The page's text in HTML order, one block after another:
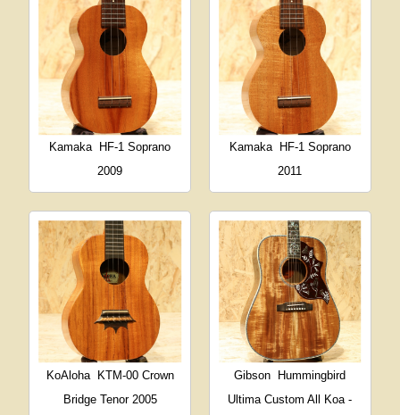
Kamaka
HF-1 Soprano
2009
Kamaka
HF-1 Soprano
2011
KoAloha
KTM-00 Crown
Bridge Tenor 2005
Gibson Hummingbird
Ultima Custom All Koa -